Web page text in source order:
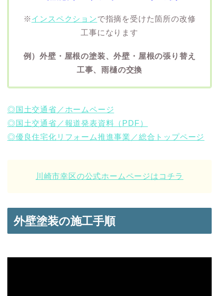
※インスペクションで指摘を受けた箇所の改修
工事になります
例）外壁・屋根の塗装、外壁・屋根の張り替え
工事、雨樋の交換
◎国土交通省／ホームページ
◎国土交通省／報道発表資料（PDF）
◎優良住宅化リフォーム推進事業／総合トップページ
川崎市幸区の公式ホームページはコチラ
外壁塗装の施工手順